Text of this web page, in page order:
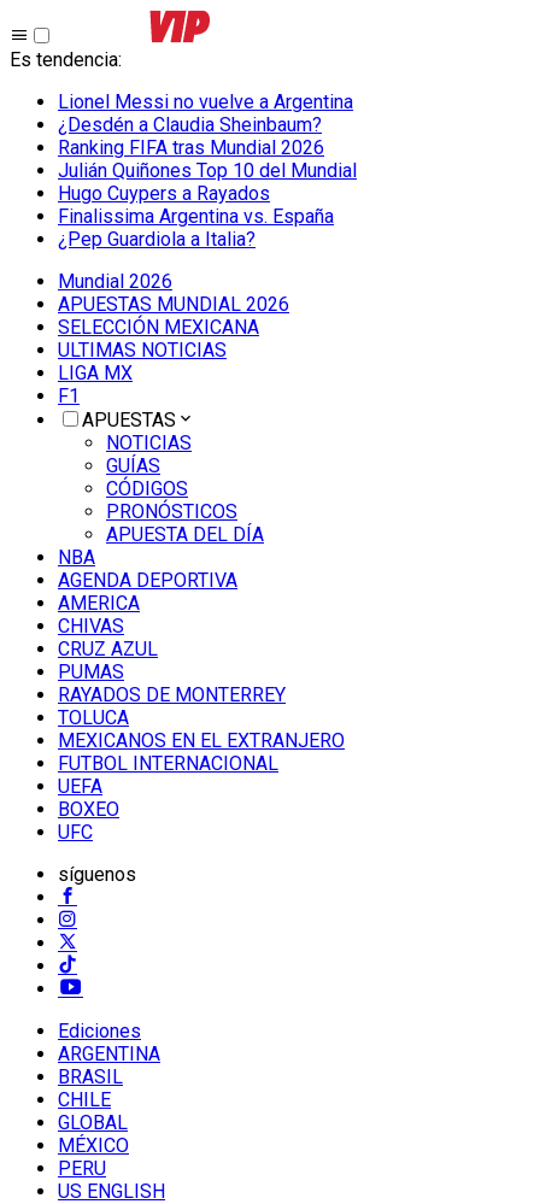
Es tendencia:
Lionel Messi no vuelve a Argentina
¿Desdén a Claudia Sheinbaum?
Ranking FIFA tras Mundial 2026
Julián Quiñones Top 10 del Mundial
Hugo Cuypers a Rayados
Finalissima Argentina vs. España
¿Pep Guardiola a Italia?
Mundial 2026
APUESTAS MUNDIAL 2026
SELECCIÓN MEXICANA
ULTIMAS NOTICIAS
LIGA MX
F1
APUESTAS
NOTICIAS
GUÍAS
CÓDIGOS
PRONÓSTICOS
APUESTA DEL DÍA
NBA
AGENDA DEPORTIVA
AMERICA
CHIVAS
CRUZ AZUL
PUMAS
RAYADOS DE MONTERREY
TOLUCA
MEXICANOS EN EL EXTRANJERO
FUTBOL INTERNACIONAL
UEFA
BOXEO
UFC
síguenos
Ediciones
ARGENTINA
BRASIL
CHILE
GLOBAL
MÉXICO
PERU
US ENGLISH